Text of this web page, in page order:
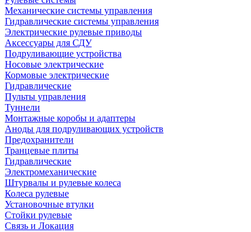
Механические системы управления
Гидравлические системы управления
Электрические рулевые приводы
Аксессуары для СДУ
Подруливающие устройства
Носовые электрические
Кормовые электрические
Гидравлические
Пульты управления
Туннели
Монтажные коробы и адаптеры
Аноды для подруливающих устройств
Предохранители
Транцевые плиты
Гидравлические
Электромеханические
Штурвалы и рулевые колеса
Колеса рулевые
Установочные втулки
Стойки рулевые
Связь и Локация